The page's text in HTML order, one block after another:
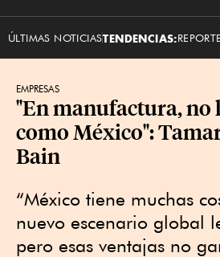
ÚLTIMAS NOTICIASTENDENCIAS:
EMPRESAS
"En manufactura, no
como México":
Bain
“México tiene muchas
nuevo escenario global
pero esas ventajas no